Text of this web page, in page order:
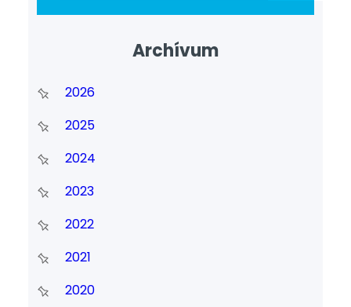
Archívum
2026
2025
2024
2023
2022
2021
2020